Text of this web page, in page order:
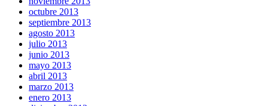
octubre 2013
septiembre 2013
agosto 2013
julio 2013
junio 2013
mayo 2013
abril 2013
marzo 2013
enero 2013